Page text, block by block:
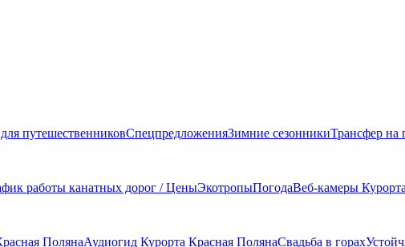
путешественниковСпецпредложенияЗимние сезонникиТрансфер на
работы канатных дорог / ЦеныЭкотропыПогодаВеб-камеры
ПолянаАудиогид Курорта Красная ПолянаСвадьба в горах